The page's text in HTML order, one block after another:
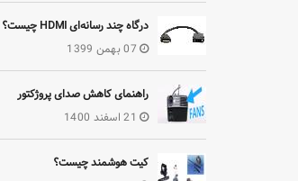
درگاه چند رسانه‌ای HDMI چیست؟
07 بهمن 1399
راهنمای کاهش صدای پروژکتور
21 اسفند 1400
کیت هوشمند چیست؟